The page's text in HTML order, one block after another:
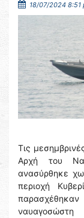
18/07/2024 8:51
Τις
Αρχή του
ανασύρθηκε
περιοχή